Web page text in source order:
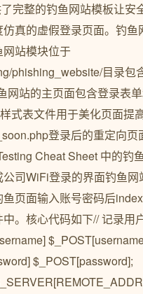
完整的钓鱼网站模板让安
真的虚假登录页面。钓鱼
站模块位于
phishing_website/目录包
网站的主页面包含登录表
式表文件用于美化页面提
登录后的重定向页
Cheat Sheet 中的钓
司WiFi登录的界面钓鱼网
页面输入账号密码后
。核心代码如下// 记录用
$_POST[password];